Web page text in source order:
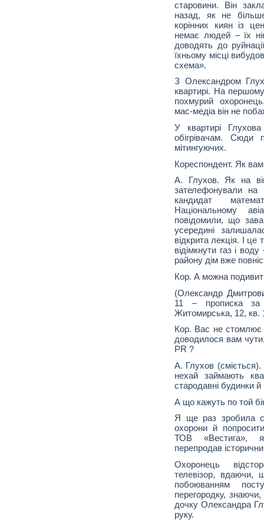
старовини. Він
назад, як не
корінних киян із
немає людей – їх
доводять до
їхньому місці
схема».
З Олександром
квартирі. На
похмурий
мас-медіа він не
У квартирі
обігрівачам. Сюди
мітингуючих.
Кореспондент. Як
А. Глухов. Як на
зателефонували
кандидат
Національному
повідомили, що
усередині
відкрита лекція. І
відімкнути газ і
району дім вже
Кор. А можна
(Олександр
11 – прописка
Житомирська, 12, кв.
Кор. Вас не стомлює
доводилося вам
PR ?
А. Глухов
нехай займають
стародавні будинки й
А що кажуть по той
Я ще раз зробила
охорони й
ТОВ «Вестига»,
перепродав
Охоронець
телевізор,
побоюванням
перегородку,
дочку Олександра
руку.